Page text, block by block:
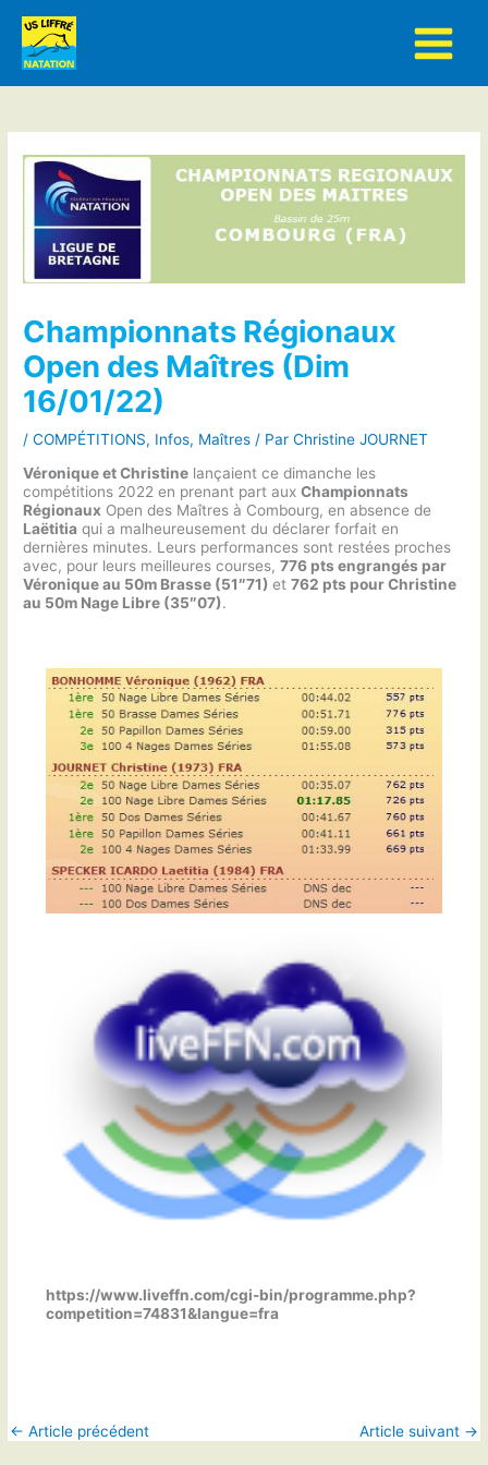
contenu
Championnats Régionaux
Open des Maîtres (Dim
16/01/22)
/COMPÉTITIONS, Infos, Maîtres / ParChristine JOURNET
Véronique et Christine lançaient ce dimanche les
compétitions 2022 en prenant part auxChampionnats
Régionaux Open des Maîtres à Combourg, en absence de
Laëtitia qui a malheureusement du déclarer forfait en
dernières minutes. Leurs performances sont restées proches
avec, pour leurs meilleures courses,776 pts engrangés par
Véronique au 50m Brasse (51″71)et762 pts pour Christine
au 50m Nage Libre (35″07).
https://www.liveffn.com/cgi-bin/programme.php?
competition=74831&langue=fra
← Article précédent Article suivant →